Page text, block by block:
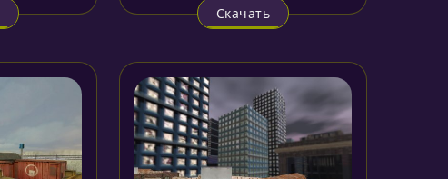
игрокам и...
Скачать